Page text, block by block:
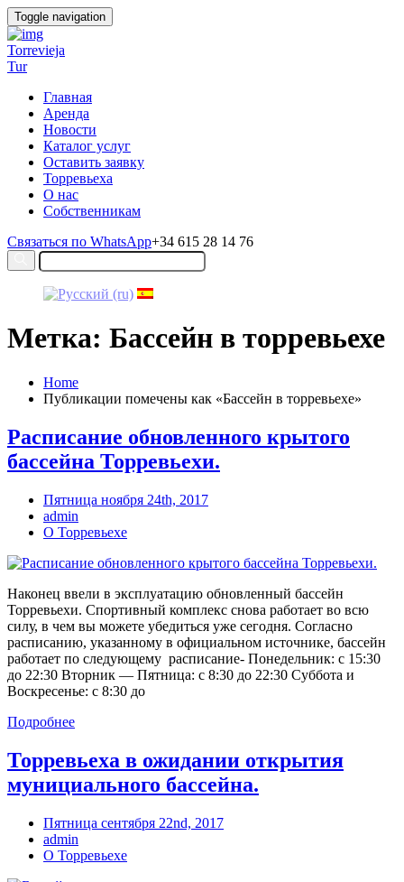
Toggle navigation
Torrevieja
Tur
Главная
Аренда
Новости
Каталог услуг
Оставить заявку
Торревьеха
О нас
Собственникам
Связаться по WhatsApp+34 615 28 14 76
Метка: Бассейн в торревьехе
Home
Публикации помечены как «Бассейн в торревьехе»
Расписание обновленного крытого
бассейна Торревьехи.
Пятница ноября 24th, 2017
admin
О Торревьехе
Наконец ввели в эксплуатацию обновленный бассейн
Торревьехи. Спортивный комплекс снова работает во всю
силу, в чем вы можете убедиться уже сегодня. Согласно
расписанию, указанному в официальном источнике, бассейн
работает по следующему расписание- Понедельник: с 15:30
до 22:30 Вторник — Пятница: с 8:30 до 22:30 Суббота и
Воскресенье: с 8:30 до
Подробнее
Торревьеха в ожидании открытия
мунициального бассейна.
Пятница сентября 22nd, 2017
admin
О Торревьехе